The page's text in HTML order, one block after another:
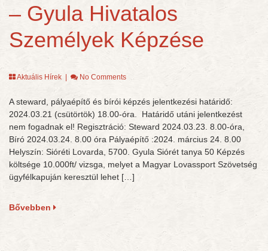
– Gyula Hivatalos
Személyek Képzése
Aktuális Hírek No Comments
A steward, pályaépítő és bírói képzés jelentkezési határidő:
2024.03.21 (csütörtök) 18.00-óra. Határidő utáni jelentkezést
nem fogadnak el! Regisztráció: Steward 2024.03.23. 8.00-óra,
Bíró 2024.03.24. 8.00 óra Pályaépítő :2024. március 24. 8.00
Helyszín: Sióréti Lovarda, 5700. Gyula Siórét tanya 50 Képzés
költsége 10.000ft/ vizsga, melyet a Magyar Lovassport Szövetség
ügyfélkapuján keresztül lehet […]
Bővebben